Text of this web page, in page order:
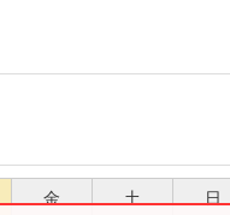
金 土 日